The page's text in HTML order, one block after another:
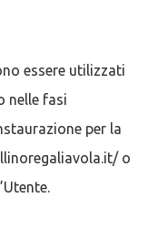
essere utilizzati
nelle fasi
per la
o